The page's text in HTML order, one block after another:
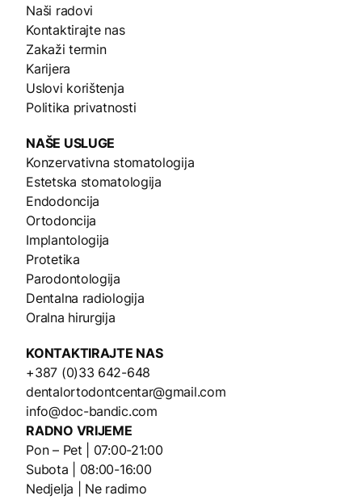
Naši radovi
Kontaktirajte nas
Zakaži termin
Karijera
Uslovi korištenja
Politika privatnosti
NAŠE USLUGE
Konzervativna stomatologija
Estetska stomatologija
Endodoncija
Ortodoncija
Implantologija
Protetika
Parodontologija
Dentalna radiologija
Oralna hirurgija
KONTAKTIRAJTE NAS
+387 (0)33 642-648
dentalortodontcentar@gmail.com
info@doc-bandic.com
RADNO VRIJEME
Pon – Pet | 07:00-21:00
Subota | 08:00-16:00
Nedjelja | Ne radimo